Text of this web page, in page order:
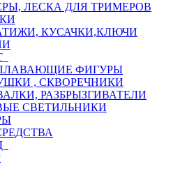
ЛЕСКА ДЛЯ ТРИМЕРОВ
КУСАЧКИ,КЛЮЧИ
ФИГУРЫ
, СКВОРЕЧНИКИ
РАЗБРЫЗГИВАТЕЛИ
СВЕТИЛЬНИКИ